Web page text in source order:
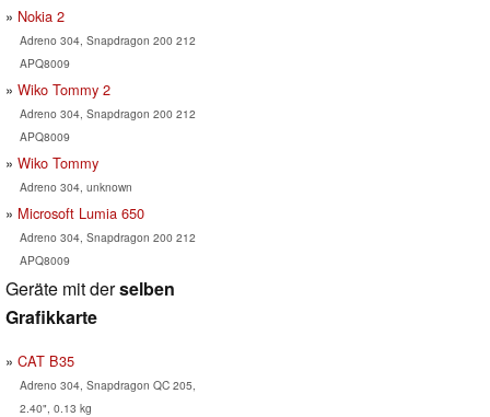
Nokia 2
Adreno 304, Snapdragon 200 212
APQ8009
Wiko Tommy 2
Adreno 304, Snapdragon 200 212
APQ8009
Wiko Tommy
Adreno 304, unknown
Microsoft Lumia 650
Adreno 304, Snapdragon 200 212
APQ8009
Geräte mit derselben
Grafikkarte
CAT B35
Adreno 304, Snapdragon QC 205,
2.40", 0.13 kg